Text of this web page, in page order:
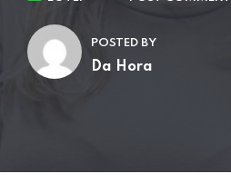
POSTED BY
Da Hora